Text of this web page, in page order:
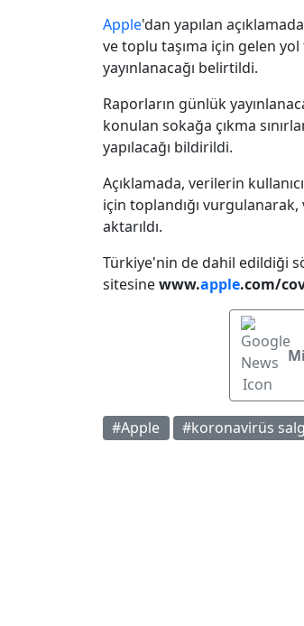
Apple'dan yapılan
ve toplu taşıma için gelen
yayınlanacağı belirtildi.
Raporların günlük
konulan sokağa çıkma
yapılacağı bildirildi.
Açıklamada, verilerin
için toplandığı
aktarıldı.
Türkiye'nin de dahil edildiği
sitesinewww.apple.com/
#Apple #koronavirüs